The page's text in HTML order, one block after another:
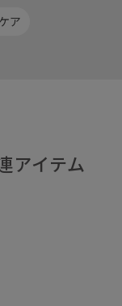
ア
アイテム